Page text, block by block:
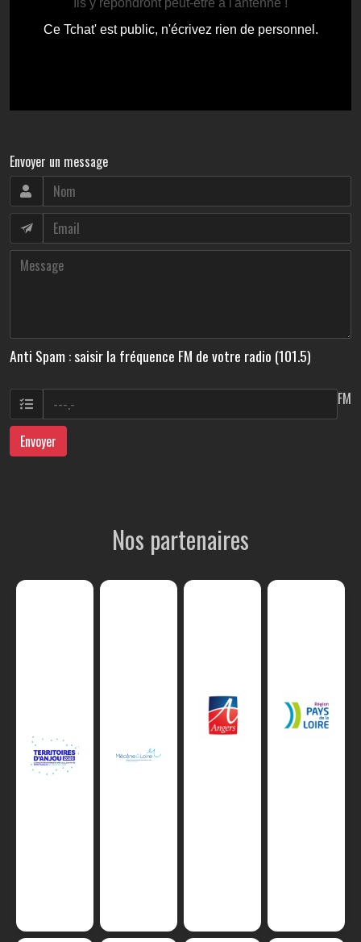
Envoyer un message
Anti Spam : saisir la fréquence FM de votre radio (101.5)
FM
Envoyer
Nos partenaires